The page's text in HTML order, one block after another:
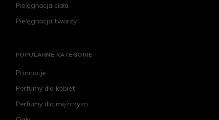
Pielęgnacja ciała
Pielęgnacja twarzy
POPULARNE KATEGORIE
Promocje
Perfumy dla kobiet
Perfumy dla mężczyzn